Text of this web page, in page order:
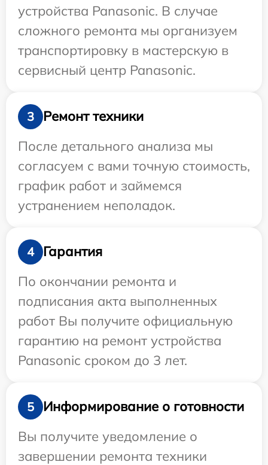
устройства Panasonic. В случае
сложного ремонта мы организуем
транспортировку в мастерскую в
сервисный центр Panasonic.
3
Ремонт техники
После детального анализа мы
согласуем с вами точную стоимость,
график работ и займемся
устранением неполадок.
4
Гарантия
По окончании ремонта и
подписания акта выполненных
работ Вы получите официальную
гарантию на ремонт устройства
Panasonic сроком до 3 лет.
5
Информирование о готовности
Вы получите уведомление о
завершении ремонта техники